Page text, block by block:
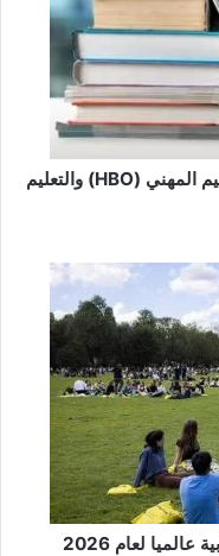
الدراسة في هولندا: دليل الفرق بين التعليم المهني (HBO) والتعليم
لعام 2026